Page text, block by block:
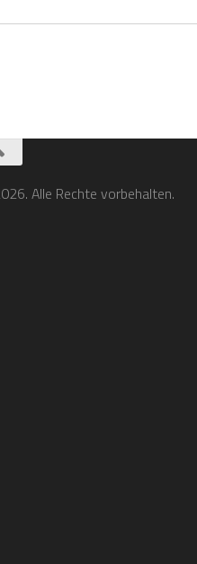
Alle Rechte vorbehalten.